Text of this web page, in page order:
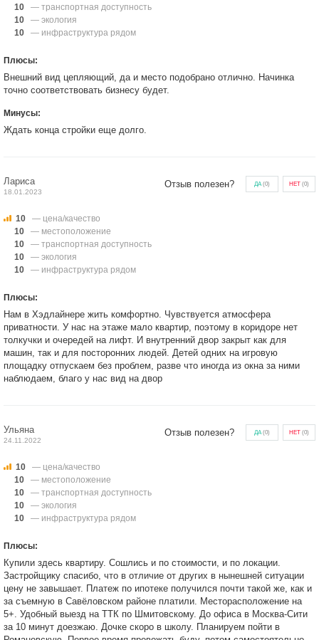
10
— транспортная доступность
10
— экология
10
— инфраструктура рядом
Плюсы:
Внешний вид цепляющий, да и место подобрано отлично. Начинка
точно соответствовать бизнесу будет.
Минусы:
Ждать конца стройки еще долго.
Лариса
18.01.2023
Отзыв полезен? ДА(0) НЕТ (0)
10
— цена/качество
10
— местоположение
10
— транспортная доступность
10
— экология
10
— инфраструктура рядом
Плюсы:
Нам в Хэдлайнере жить комфортно. Чувствуется атмосфера
приватности. У нас на этаже мало квартир, поэтому в коридоре нет
толкучки и очередей на лифт. И внутренний двор закрыт как для
машин, так и для посторонних людей. Детей одних на игровую
площадку отпускаем без проблем, разве что иногда из окна за ними
наблюдаем, благо у нас вид на двор
Ульяна
24.11.2022
Отзыв полезен? ДА(0) НЕТ (0)
10
— цена/качество
10
— местоположение
10
— транспортная доступность
10
— экология
10
— инфраструктура рядом
Плюсы:
Купили здесь квартиру. Сошлись и по стоимости, и по локации.
Застройщику спасибо, что в отличие от других в нынешней ситуации
цену не завышает. Платеж по ипотеке получился почти такой же, как и
за съемную в Савёловском районе платили. Месторасположение на
5+. Удобный выезд на ТТК по Шмитовскому. До офиса в Москва-Сити
за 10 минут доезжаю. Дочке скоро в школу. Планируем пойти в